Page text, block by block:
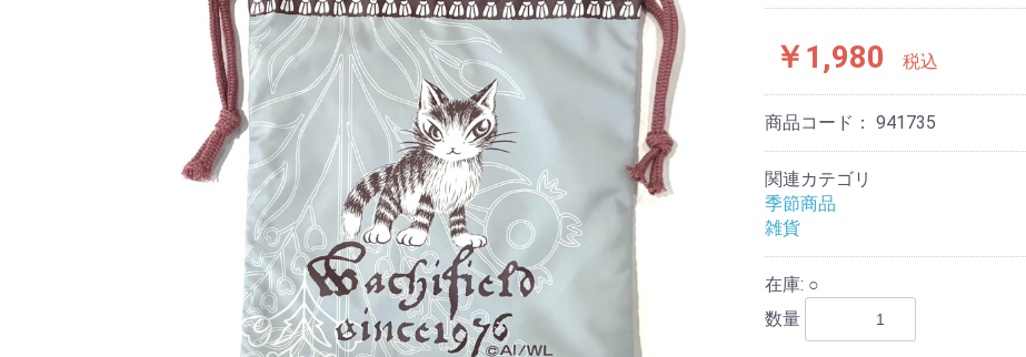
￥1,980 税込
商品コード： 941735
関連カテゴリ
季節商品
雑貨
在庫: ○
数量